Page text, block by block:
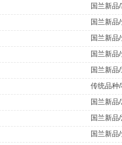
国兰新品
国兰新品
国兰新品
国兰新品
国兰新品
传统品种
国兰新品
国兰新品
国兰新品